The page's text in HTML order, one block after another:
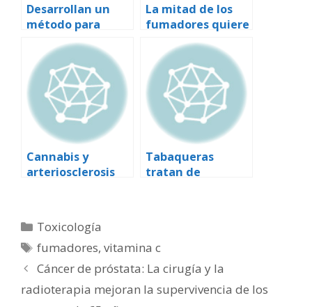
Desarrollan un
método para
reducir la
dependencia a la
nicotina en los
fumadores
La mitad de los
fumadores quiere
dejar el tabaco
Cannabis y
arteriosclerosis
Tabaqueras
tratan de
Categorías
Toxicología
Etiquetas
fumadores,vitamina c
Cáncer de próstata: La cirugía y la
radioterapia mejoran la supervivencia de los